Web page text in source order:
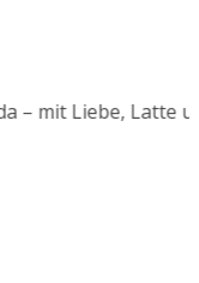
– mit Liebe, Latte